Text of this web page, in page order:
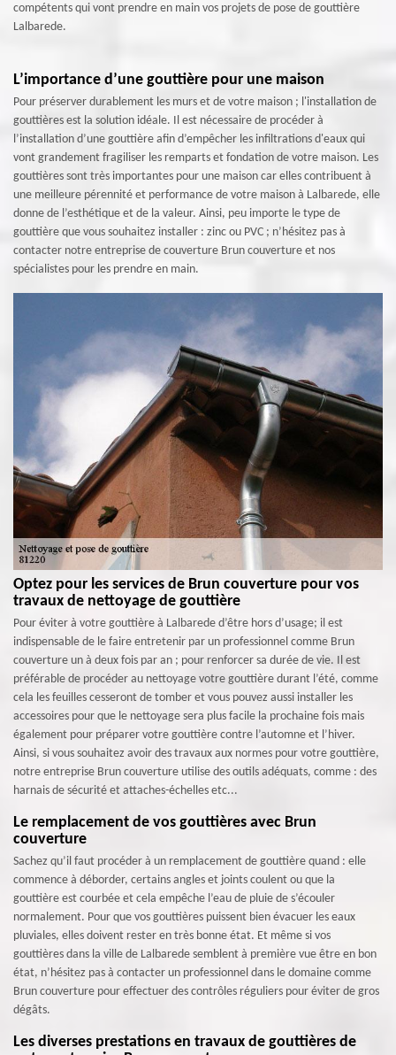
compétents qui vont prendre en main vos projets de pose de gouttière
Lalbarede.
L’importance d’une gouttière pour une maison
Pour préserver durablement les murs et de votre maison ; l'installation de
gouttières est la solution idéale. Il est nécessaire de procéder à
l’installation d’une gouttière afin d’empêcher les infiltrations d'eaux qui
vont grandement fragiliser les remparts et fondation de votre maison. Les
gouttières sont très importantes pour une maison car elles contribuent à
une meilleure pérennité et performance de votre maison à Lalbarede, elle
donne de l’esthétique et de la valeur. Ainsi, peu importe le type de
gouttière que vous souhaitez installer : zinc ou PVC ; n’hésitez pas à
contacter notre entreprise de couverture Brun couverture et nos
spécialistes pour les prendre en main.
Optez pour les services de Brun couverture pour vos
travaux de nettoyage de gouttière
Pour éviter à votre gouttière à Lalbarede d’être hors d’usage; il est
indispensable de le faire entretenir par un professionnel comme Brun
couverture un à deux fois par an ; pour renforcer sa durée de vie. Il est
préférable de procéder au nettoyage votre gouttière durant l’été, comme
cela les feuilles cesseront de tomber et vous pouvez aussi installer les
accessoires pour que le nettoyage sera plus facile la prochaine fois mais
également pour préparer votre gouttière contre l’automne et l’hiver.
Ainsi, si vous souhaitez avoir des travaux aux normes pour votre gouttière,
notre entreprise Brun couverture utilise des outils adéquats, comme : des
harnais de sécurité et attaches-échelles etc...
Le remplacement de vos gouttières avec Brun
couverture
Sachez qu’il faut procéder à un remplacement de gouttière quand : elle
commence à déborder, certains angles et joints coulent ou que la
gouttière est courbée et cela empêche l’eau de pluie de s’écouler
normalement. Pour que vos gouttières puissent bien évacuer les eaux
pluviales, elles doivent rester en très bonne état. Et même si vos
gouttières dans la ville de Lalbarede semblent à première vue être en bon
état, n’hésitez pas à contacter un professionnel dans le domaine comme
Brun couverture pour effectuer des contrôles réguliers pour éviter de gros
dégâts.
Les diverses prestations en travaux de gouttières de